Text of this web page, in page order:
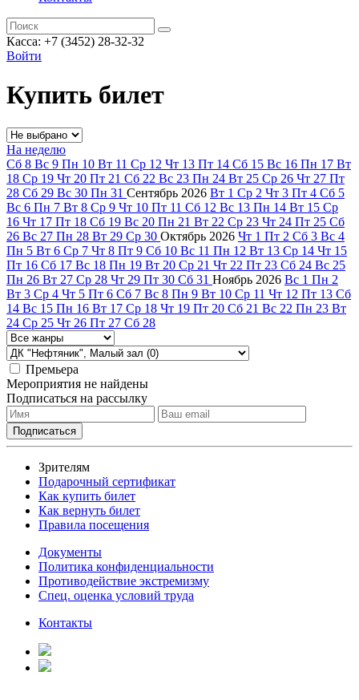
Касса: +7 (3452) 28-32-32
Войти
Купить билет
На неделю
Сб 8 Вс 9 Пн 10 Вт 11 Ср 12 Чт 13 Пт 14 Сб 15 Вс 16 Пн 17 Вт
18 Ср 19 Чт 20 Пт 21 Сб 22 Вс 23 Пн 24 Вт 25 Ср 26 Чт 27 Пт
28 Сб 29 Вс 30 Пн 31 Сентябрь 2026 Вт 1 Ср 2 Чт 3 Пт 4 Сб 5
Вс 6 Пн 7 Вт 8 Ср 9 Чт 10 Пт 11 Сб 12 Вс 13 Пн 14 Вт 15 Ср
16 Чт 17 Пт 18 Сб 19 Вс 20 Пн 21 Вт 22 Ср 23 Чт 24 Пт 25 Сб
26 Вс 27 Пн 28 Вт 29 Ср 30 Октябрь 2026 Чт 1 Пт 2 Сб 3 Вс 4
Пн 5 Вт 6 Ср 7 Чт 8 Пт 9 Сб 10 Вс 11 Пн 12 Вт 13 Ср 14 Чт 15
Пт 16 Сб 17 Вс 18 Пн 19 Вт 20 Ср 21 Чт 22 Пт 23 Сб 24 Вс 25
Пн 26 Вт 27 Ср 28 Чт 29 Пт 30 Сб 31 Ноябрь 2026 Вс 1 Пн 2
Вт 3 Ср 4 Чт 5 Пт 6 Сб 7 Вс 8 Пн 9 Вт 10 Ср 11 Чт 12 Пт 13 Сб
14 Вс 15 Пн 16 Вт 17 Ср 18 Чт 19 Пт 20 Сб 21 Вс 22 Пн 23 Вт
24 Ср 25 Чт 26 Пт 27 Сб 28
Премьера
Мероприятия не найдены
Подписаться на рассылку
Зрителям
Подарочный сертификат
Как купить билет
Как вернуть билет
Правила посещения
Документы
Политика конфиденциальности
Противодействие экстремизму
Спец. оценка условий труда
Контакты